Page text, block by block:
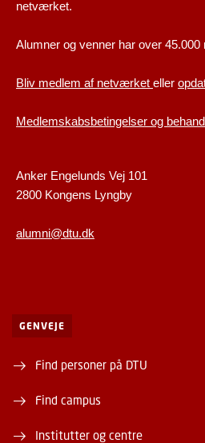
netværket.
Alumner og venner har over 45.000
Bliv medlem af netværket eller
Medlemskabsbetingelser og
Anker Engelunds Vej 101
2800 Kongens Lyngby
alumni@dtu.dk
GENVEJE
Find personer på DTU
Find campus
Institutter og centre